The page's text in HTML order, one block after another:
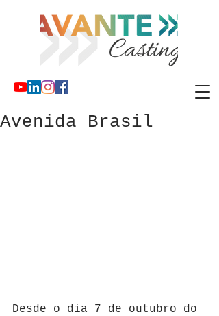
Avenida Brasil
Desde o dia 7 de outubro do